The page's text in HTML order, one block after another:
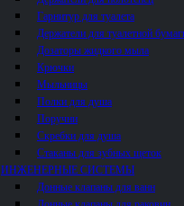
Гарнитур для туалета
Держатели для туалетной
Дозаторы жидкого мыла
Крючки
Мыльницы
Полки для душа
Поручни
Скребки для душа
Стаканы для зубных щеток
ИНЖЕНЕРНЫЕ СИСТЕМЫ
Донные клапаны для ванн